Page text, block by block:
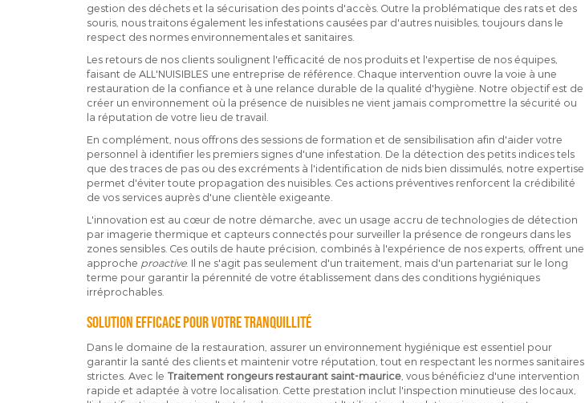
gestion des déchets et la sécurisation des points d'accès. Outre la problématique des rats et des
souris, nous traitons également les infestations causées par d'autres nuisibles, toujours dans le
respect des normes environnementales et sanitaires.
Les retours de nos clients soulignent l'efficacité de nos produits et l'expertise de nos équipes,
faisant de ALL'NUISIBLES une entreprise de référence. Chaque intervention ouvre la voie à une
restauration de la confiance et à une relance durable de la qualité d'hygiène. Notre objectif est de
créer un environnement où la présence de nuisibles ne vient jamais compromettre la sécurité ou
la réputation de votre lieu de travail.
En complément, nous offrons des sessions de formation et de sensibilisation afin d'aider votre
personnel à identifier les premiers signes d'une infestation. De la détection des petits indices tels
que des traces de pas ou des excréments à l'identification de nids bien dissimulés, notre expertise
permet d'éviter toute propagation des nuisibles. Ces actions préventives renforcent la crédibilité
de vos services auprès d'une clientèle exigeante.
L'innovation est au cœur de notre démarche, avec un usage accru de technologies de détection
par imagerie thermique et capteurs connectés pour surveiller la présence de rongeurs dans les
zones sensibles. Ces outils de haute précision, combinés à l'expérience de nos experts, offrent une
approche proactive. Il ne s'agit pas seulement d'un traitement, mais d'un partenariat sur le long
terme pour garantir la pérennité de votre établissement dans des conditions hygiéniques
irréprochables.
Solution efficace pour votre tranquillité
Dans le domaine de la restauration, assurer un environnement hygiénique est essentiel pour
garantir la santé des clients et maintenir votre réputation, tout en respectant les normes sanitaires
strictes. Avec le Traitement rongeurs restaurant saint-maurice, vous bénéficiez d'une intervention
rapide et adaptée à votre localisation. Cette prestation inclut l'inspection minutieuse des locaux,